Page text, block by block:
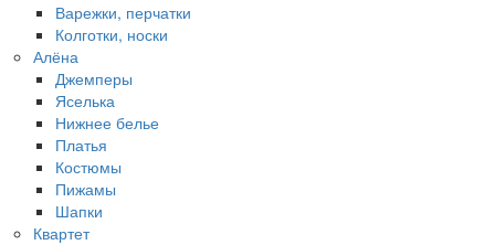
Варежки, перчатки
Колготки, носки
Алёна
Джемперы
Яселька
Нижнее белье
Платья
Костюмы
Пижамы
Шапки
Квартет